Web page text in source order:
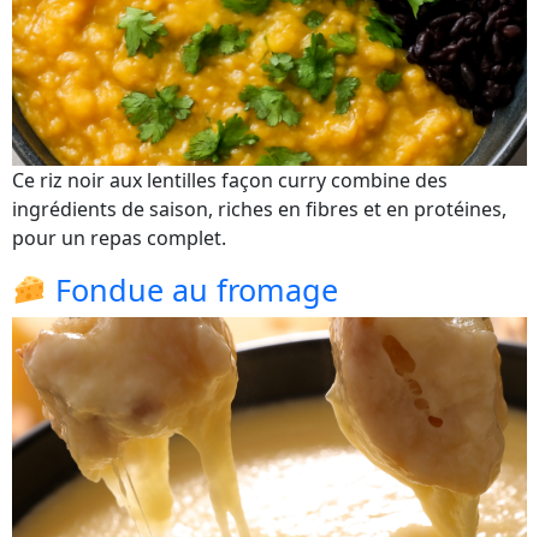
Ce riz noir aux lentilles façon curry combine des
ingrédients de saison, riches en fibres et en protéines,
pour un repas complet.
Fondue au fromage